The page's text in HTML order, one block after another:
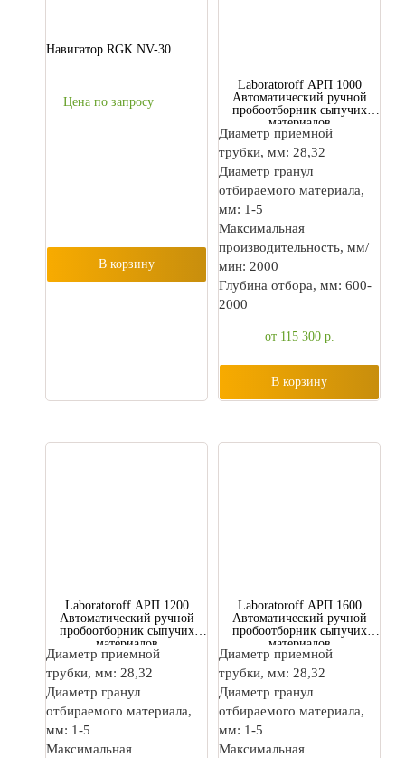
Hавигатор RGK NV-30
Цена по запросу
В корзину
Laboratoroff АРП 1000
Автоматический ручной
пробоотборник сыпучих
материалов
Диаметр приемной
трубки, мм: 28,32
Диаметр гранул
отбираемого материала,
мм: 1-5
Максимальная
производительность, мм/
мин: 2000
Глубина отбора, мм: 600-
2000
от 115 300 р.
В корзину
Laboratoroff АРП 1200
Автоматический ручной
пробоотборник сыпучих
материалов
Диаметр приемной
трубки, мм: 28,32
Диаметр гранул
отбираемого материала,
мм: 1-5
Максимальная
Laboratoroff АРП 1600
Автоматический ручной
пробоотборник сыпучих
материалов
Диаметр приемной
трубки, мм: 28,32
Диаметр гранул
отбираемого материала,
мм: 1-5
Максимальная